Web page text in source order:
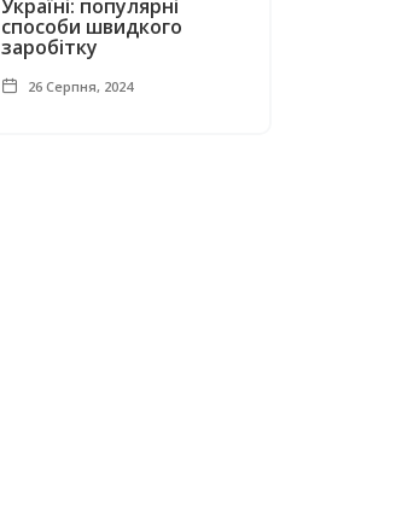
Україні: популярні
способи швидкого
заробітку
26 Серпня, 2024